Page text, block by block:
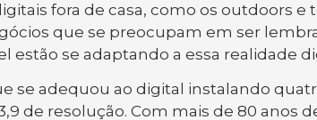
fora de casa, como os outdoors e
que se preocupam em ser
se adaptando a essa realidade
se adequou ao digital instalando
de resolução. Com mais de 80 anos